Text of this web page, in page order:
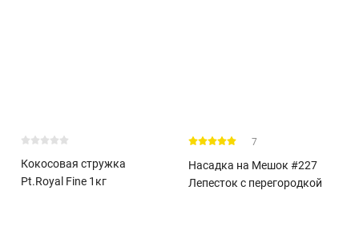
Кокосовая стружка
Pt.Royal Fine 1кг
7
Насадка на Мешок #227
Лепесток с перегородкой